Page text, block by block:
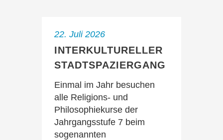
22. Juli 2026
INTERKULTURELLER
STADTSPAZIERGANG
Einmal im Jahr besuchen
alle Religions- und
Philosophiekurse der
Jahrgangsstufe 7 beim
sogenannten